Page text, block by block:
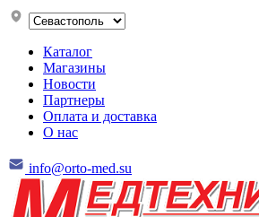
Каталог
Магазины
Новости
Партнеры
Оплата и доставка
О нас
info@orto-med.su